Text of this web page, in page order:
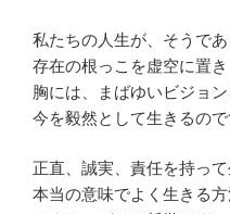
私たちの人生が、そうで
存在の根っこを虚空に置き
胸には、まばゆいビジョン
今を毅然として生きるので
正直、誠実、責任を持っ
本当の意味でよく生きる方